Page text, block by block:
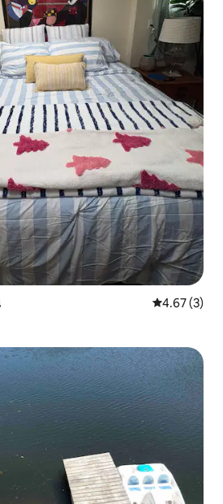
คะแนนเฉลี่ย
4.67 (3)